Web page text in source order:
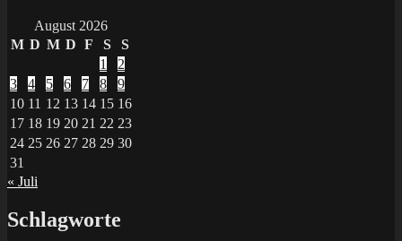
August 2026
M D M D F S
S
1
2
3
4 5 6 7 8
9
10 11 12 13 14 15 16
17 18 19 20 21 22 23
24 25 26 27 28 29 30
31
« Juli
Schlagworte